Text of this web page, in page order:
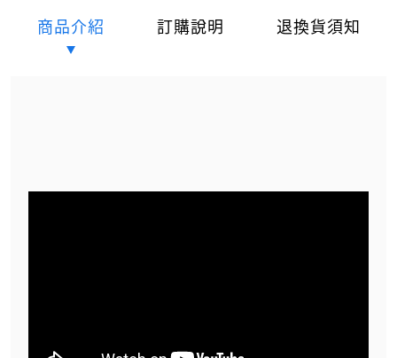
商品介紹 訂購說明 退換貨須知